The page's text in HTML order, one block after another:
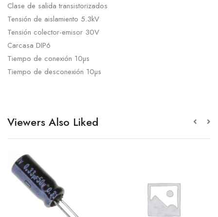
Clase de salida transistorizados
Tensión de aislamiento 5.3kV
Tensión colector-emisor 30V
Carcasa DIP6
Tiempo de conexión 10µs
Tiempo de desconexión 10µs
Viewers Also Liked